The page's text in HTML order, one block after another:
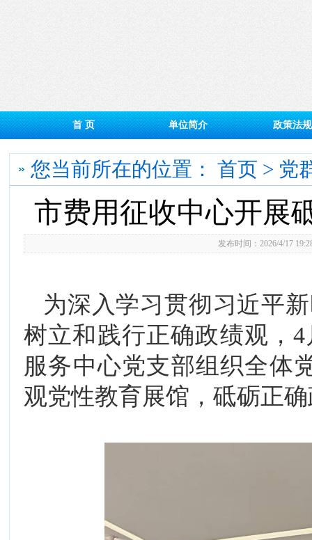
首 页 单位简介 政策法规
您当前所在的位置： 首页 > 党
市费用征收中心开展
发布时间：2026/4/17
为深入学习贯彻习近平
树立和践行正确政绩观，
服务中心党支部组织全体
观党性教育展馆，砥砺正